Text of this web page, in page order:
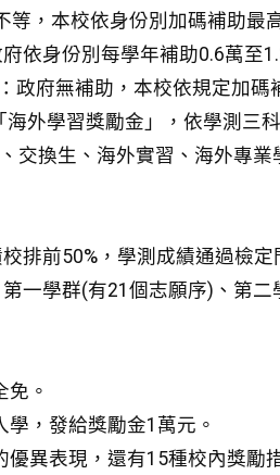
等，本校依身份別加碼補助最
依身份別每學年補助0.6萬至
政府無補助，本校依規定加碼
外學習獎勵金」，依學測三
交換生、海外實習、海外專
排前50%，學測成績通過檢定
一學群(有21個志願序)、第
免。
學，發給獎勵金1萬元。
優異表現，還有15種校內獎勵